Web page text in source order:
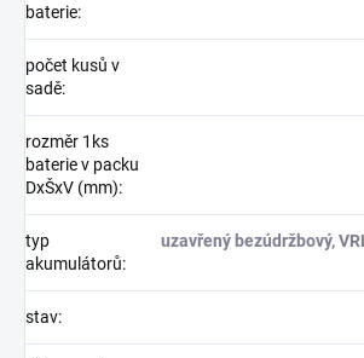
baterie:
počet kusů v
sadě:
rozměr 1ks
baterie v packu
DxŠxV (mm):
typ
akumulátorů:
uzavřený bezúdržbový,
stav: